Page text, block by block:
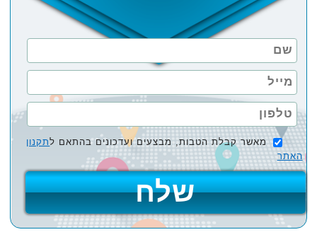
מאשר קבלת הטבות, מבצעים ועדכונים בהתאם לתקנון
האתר